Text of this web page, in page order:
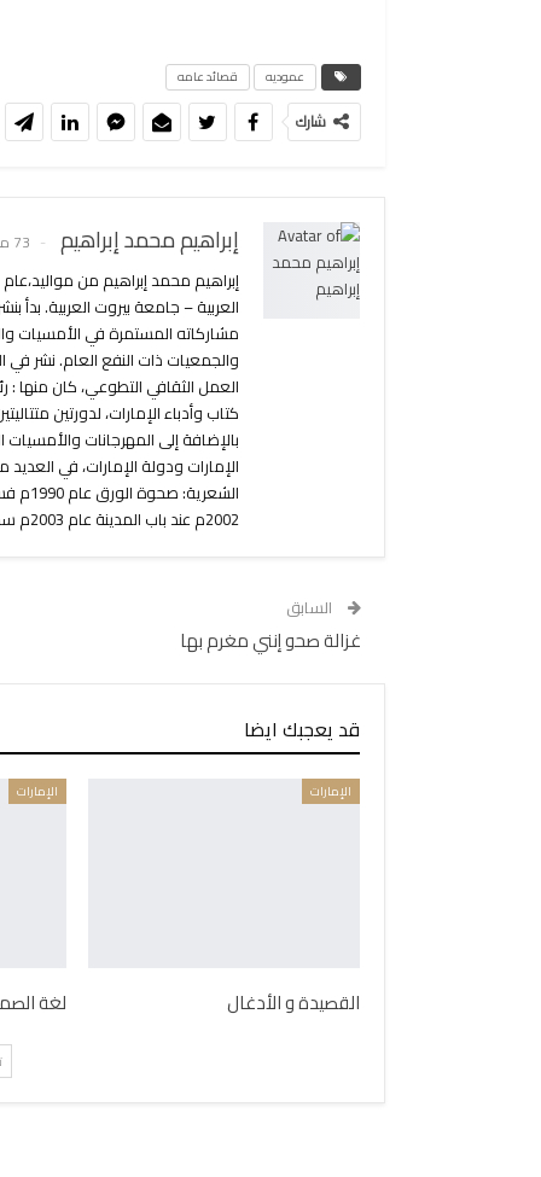
عموديه قصائد عامه
شارك
إبراهيم محمد إبراهيم 73 مادة
مشاركاته المستمرة في الأمسيات
والجمعيات ذات النفع العام. نشر في
العمل الثقافي التطوعي، كان منها :
كتاب وأدباء الإمارات، لدورتين
بالإضافة إلى المهرجانات
الإمارات ودولة الإمارات، في
2002م عند باب المدينة عام 2003م سكر الوقت
السابق
غزالة صحو إنني مغرم بها
قد يعجبك ايضا
الإمارات
القصيدة و الأدغال
الإمارات
لغة